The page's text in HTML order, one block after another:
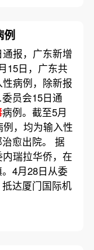
例
报，广东新增
15日，广东共
病例，除新报
员会15日通
病例。截至5月
例，均为输入性
愈出院。 据
瑞拉华侨，在
4月28日从委
达厦门国际机